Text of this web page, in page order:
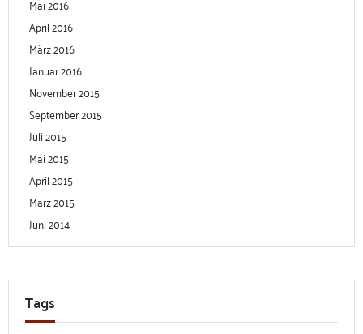
Mai 2016
April 2016
März 2016
Januar 2016
November 2015
September 2015
Juli 2015
Mai 2015
April 2015
März 2015
Juni 2014
Tags